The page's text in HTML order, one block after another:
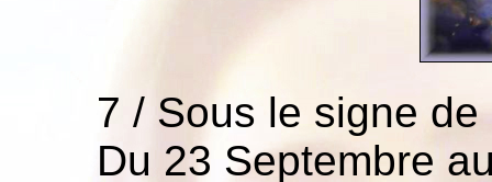
7 / Sous le signe
Du 23 Septembre